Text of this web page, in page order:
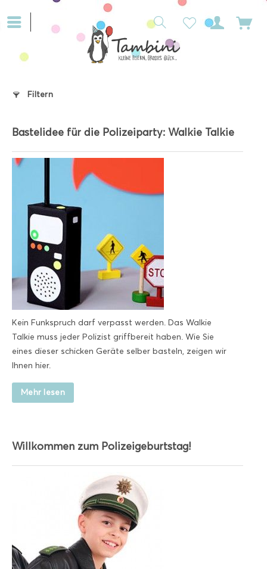
Filtern
Bastelidee für die Polizeiparty: Walkie Talkie
Kein Funkspruch darf verpasst werden. Das Walkie
Talkie muss jeder Polizist griffbereit haben. Wie Sie
eines dieser schicken Geräte selber basteln, zeigen wir
Ihnen hier.
Mehr lesen
Willkommen zum Polizeigeburtstag!